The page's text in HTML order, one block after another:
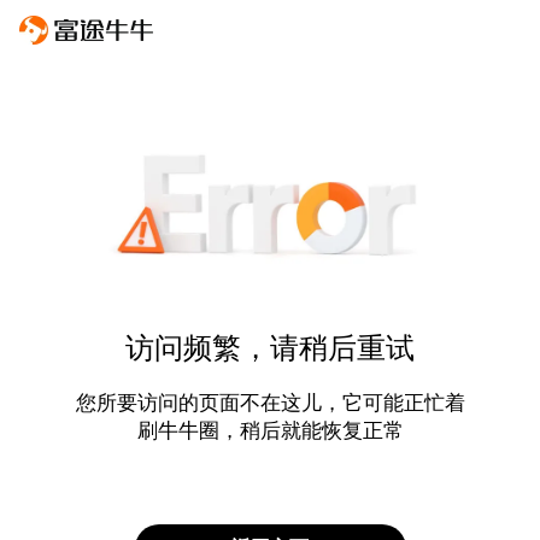
访问频繁，请稍后重试
您所要访问的页面不在这儿，它可能正忙着
刷牛牛圈，稍后就能恢复正常